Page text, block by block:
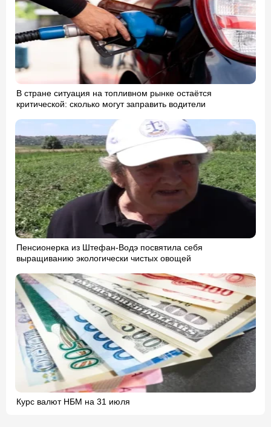
В стране ситуация на топливном рынке остаётся
критической: сколько могут заправить водители
Пенсионерка из Штефан-Водэ посвятила себя
выращиванию экологически чистых овощей
Курс валют НБМ на 31 июля